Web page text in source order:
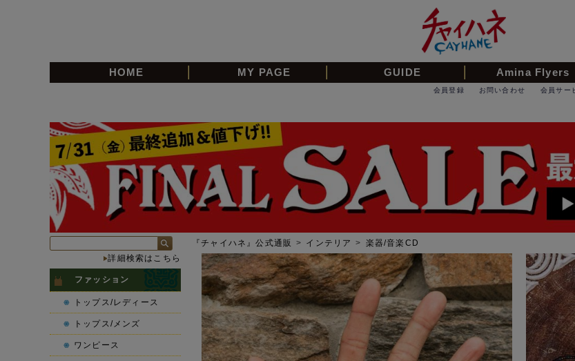
HOME MY PAGE GUIDE Amina Flyers
会員サー
お問い合わせ
会員登録
『チャイハネ』公式通販 > インテリア > 楽器/音楽CD
詳細検索はこちら
ファッション
トップス/レディース
トップス/メンズ
ワンピース